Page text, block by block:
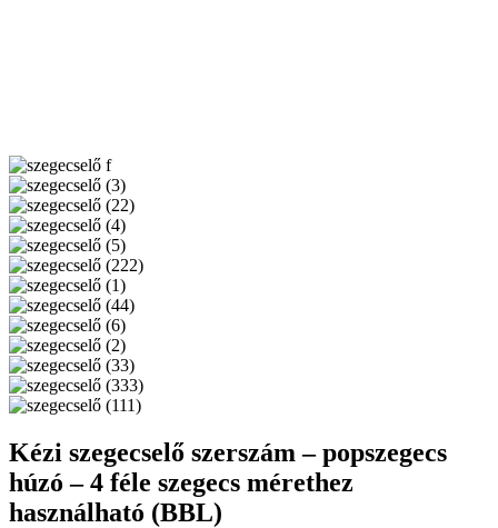
Kézi szegecselő szerszám – popszegecs
húzó – 4 féle szegecs mérethez
használható (BBL)